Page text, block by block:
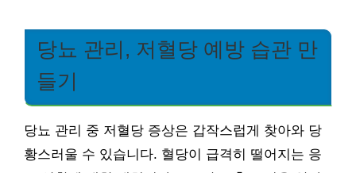
당뇨 관리, 저혈당 예방 습관 만
들기
당뇨 관리 중 저혈당 증상은 갑작스럽게 찾아와 당
황스러울 수 있습니다. 혈당이 급격히 떨어지는 응